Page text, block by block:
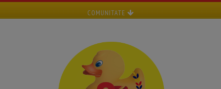
COMUNITATE